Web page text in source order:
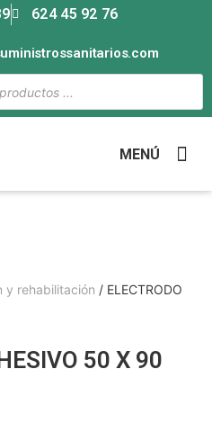
624 45 92 76
MENÚ
y rehabilitación / ELECTRODO
50 X 90